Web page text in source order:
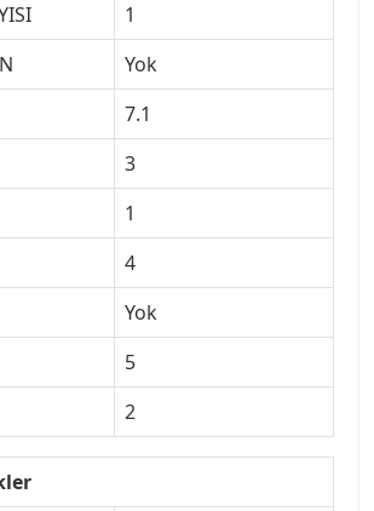
1
Yok
7.1
3
1
4
Yok
5
2